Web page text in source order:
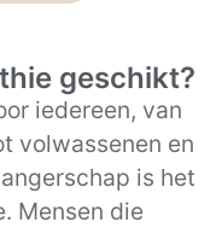
geschikt?
iedereen, van
volwassenen en
is het
Mensen die